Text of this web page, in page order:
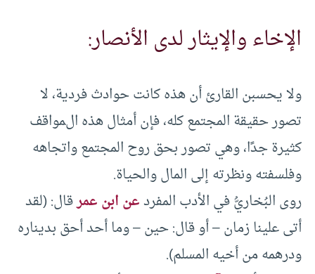
الإخاء والإيثار لدى الأنصار:
ولا يحسبن القارئ أن هذه كانت حوادث فردية، لا
تصور حقيقة المجتمع كله، فإن أمثال هذه المواقف
كثيرة جدًا، وهي تصور بحق روح المجتمع واتجاهه
وفلسفته ونظرته إلى المال والحياة.
روى البُخاريُّ في الأدب المفردعن ابن عمرقال: (لقد
أتى علينا زمان – أو قال: حين – وما أحد أحق بديناره
ودرهمه من أخيه المسلم).